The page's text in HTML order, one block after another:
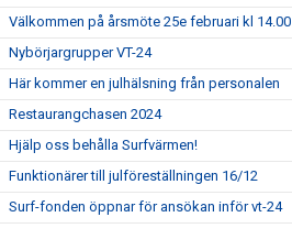
Välkommen på årsmöte 25e februari kl 14.00
Nybörjargrupper VT-24
Här kommer en julhälsning från personalen
Restaurangchasen 2024
Hjälp oss behålla Surfvärmen!
Funktionärer till julföreställningen 16/12
Surf-fonden öppnar för ansökan inför vt-24